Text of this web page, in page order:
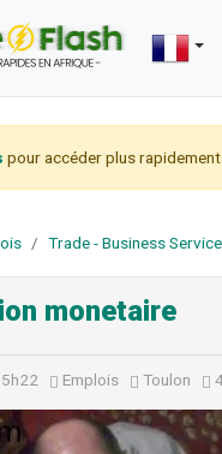
pour accéder plus
Trade - Business
monetaire
Emplois Toulon